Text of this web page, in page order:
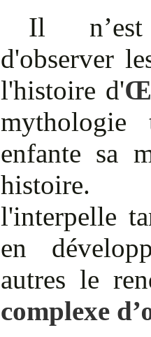
Il
d'observer
l'histoire d'
enfante sa
histoire.
l'interpelle
en
autres le
complexe